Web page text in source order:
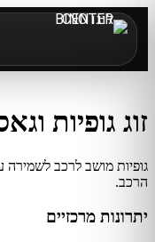
זוג גופיות
גופיות מושב לרכב
הרכב.
יתרונות מרכזיים